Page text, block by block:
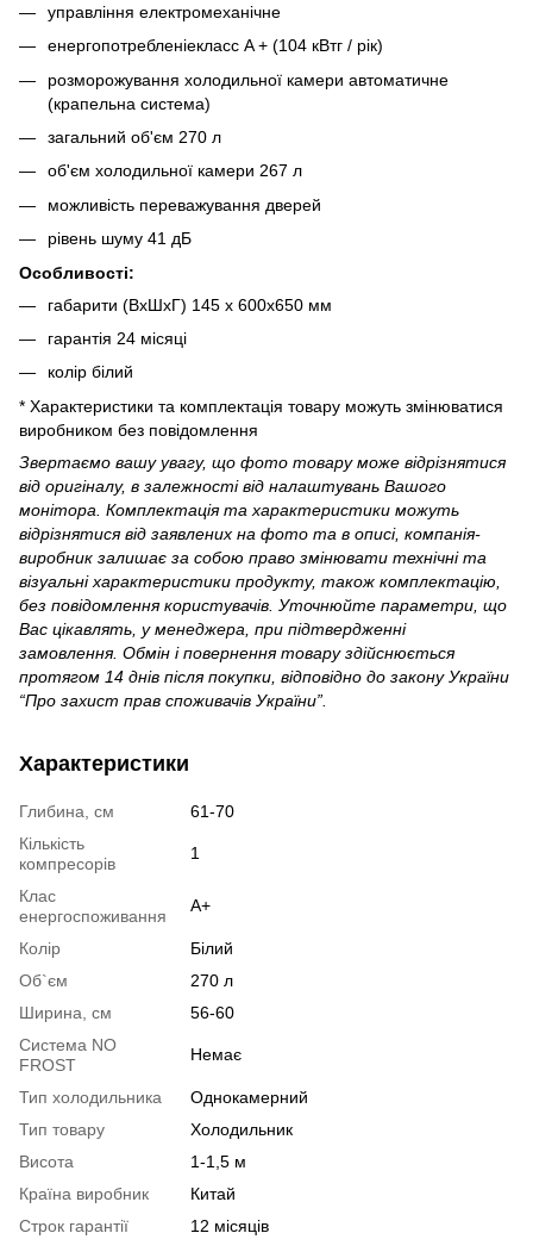
управління електромеханічне
енергопотребленіекласс A + (104 кВтг / рік)
розморожування холодильної камери автоматичне
(крапельна система)
загальний об'єм 270 л
об'єм холодильної камери 267 л
можливість переважування дверей
рівень шуму 41 дБ
Особливості:
габарити (ВxШxГ) 145 х 600x650 мм
гарантія 24 місяці
колір білий
* Характеристики та комплектація товару можуть змінюватися
виробником без повідомлення
Звертаємо вашу увагу, що фото товару може відрізнятися
від оригіналу, в залежності від налаштувань Вашого
монітора. Комплектація та характеристики можуть
відрізнятися від заявлених на фото та в описі, компанія-
виробник залишає за собою право змінювати технічні та
візуальні характеристики продукту, також комплектацію,
без повідомлення користувачів. Уточнюйте параметри, що
Вас цікавлять, у менеджера, при підтвердженні
замовлення. Обмін і повернення товару здійснюється
протягом 14 днів після покупки, відповідно до закону України
“Про захист прав споживачів України”.
Характеристики
Глибина, см
61-70
Кількість
компресорів
1
Клас
енергоспоживання
A+
Колір
Білий
Об`єм
270 л
Ширина, см
56-60
Система NO
FROST
Немає
Тип холодильника
Однокамерний
Тип товару
Холодильник
Висота
1-1,5 м
Країна виробник
Китай
Строк гарантії
12 місяців